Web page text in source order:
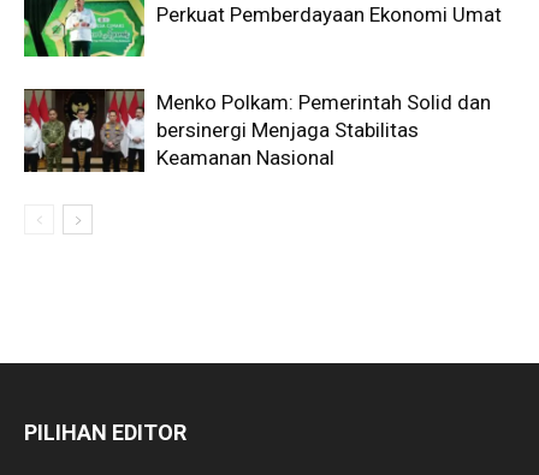
Perkuat Pemberdayaan Ekonomi Umat
Menko Polkam: Pemerintah Solid dan
bersinergi Menjaga Stabilitas
Keamanan Nasional
PILIHAN EDITOR